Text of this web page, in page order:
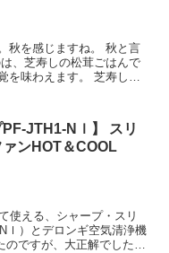
秋を感じますね。 秋と言
、芝寿しの松茸ごはんで
を味わえます。 芝寿しは
PF-JTH1-Nｌ】 スリ
ンHOT＆COOL
使える、シャープ・スリ
ｌ）とデロンギ空気清浄機
のですが、大正解でした。